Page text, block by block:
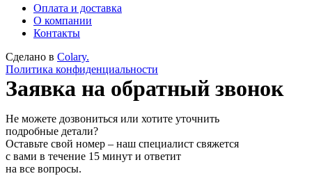
Оплата и доставка
О компании
Контакты
Сделано в Colary.
Политика конфиденциальности
Заявка на обратный звонок
Не можете дозвониться или хотите уточнить
подробные детали?
Оставьте свой номер – наш специалист свяжется
с вами в течение 15 минут и ответит
на все вопросы.